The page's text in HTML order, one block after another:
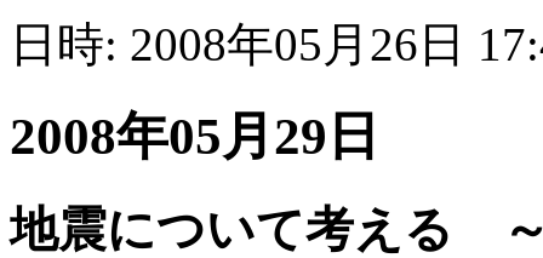
日時: 2008年05月26日
2008年05月29日
地震について考える